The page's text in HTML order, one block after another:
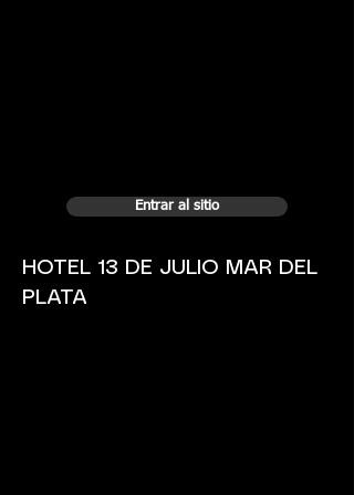
Entrar al sitio
HOTEL 13 DE JULIO MAR DEL
PLATA